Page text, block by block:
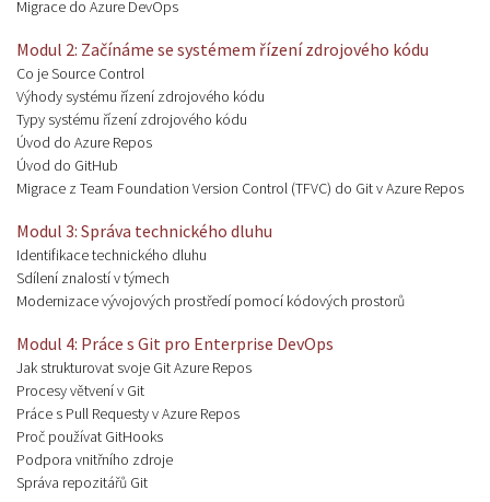
Migrace do Azure DevOps
Modul 2: Začínáme se systémem řízení zdrojového kódu
Co je Source Control
Výhody systému řízení zdrojového kódu
Typy systému řízení zdrojového kódu
Úvod do Azure Repos
Úvod do GitHub
Migrace z Team Foundation Version Control (TFVC) do Git v Azure Repos
Modul 3: Správa technického dluhu
Identifikace technického dluhu
Sdílení znalostí v týmech
Modernizace vývojových prostředí pomocí kódových prostorů
Modul 4: Práce s Git pro Enterprise DevOps
Jak strukturovat svoje Git Azure Repos
Procesy větvení v Git
Práce s Pull Requesty v Azure Repos
Proč používat GitHooks
Podpora vnitřního zdroje
Správa repozitářů Git